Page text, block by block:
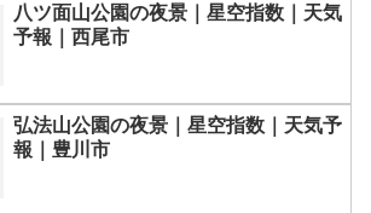
八ツ面山公園の夜景｜星空指数｜天気
予報｜西尾市
弘法山公園の夜景｜星空指数｜天気予
報｜豊川市